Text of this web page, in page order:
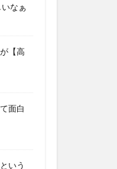
なぁ
【高
面白
いう